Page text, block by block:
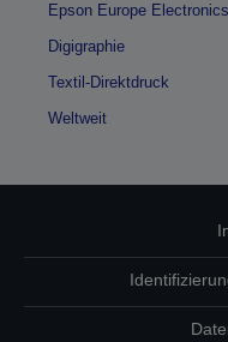
Epson Europe Electronics
Digigraphie
Textil-Direktdruck
Weltweit